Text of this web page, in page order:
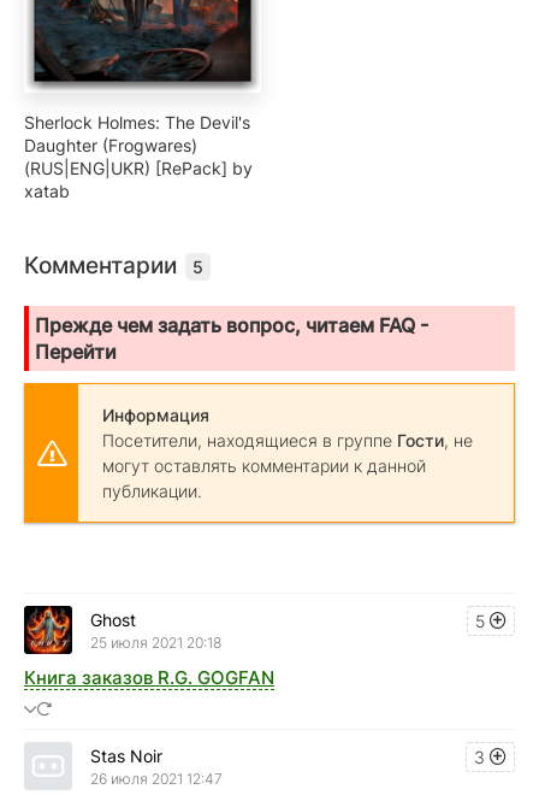
Sherlock Holmes: The Devil's
Daughter (Frogwares)
(RUS|ENG|UKR) [RePack] by
xatab
Комментарии 5
Прежде чем задать вопрос, читаем FAQ -
Перейти
Информация
Посетители, находящиеся в группе Гости, не
могут оставлять комментарии к данной
публикации.
5
Ghost
25 июля 2021 20:18
Книга заказов R.G. GOGFAN
3
Stas Noir
26 июля 2021 12:47